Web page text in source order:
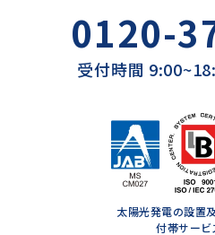
0120-
受付時間
太陽光発電の設置
付帯サービ